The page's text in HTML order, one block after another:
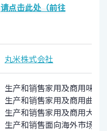
请点击此处（前往
丸米株式会社
生产和销售家用及商用味噌
生产和销售家用及商用曲霉
生产和销售家用及商用大豆
生产和销售面向海外市场的